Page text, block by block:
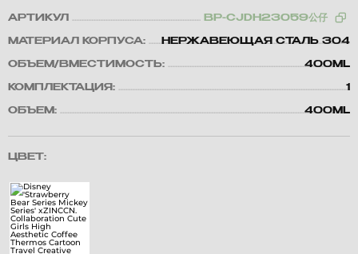
АРТИКУЛ BP-CJDH23059公仔
МАТЕРИАЛ КОРПУСА: НЕРЖАВЕЮЩАЯ СТАЛЬ 304
ОБЪЕМ/ВМЕСТИМОСТЬ: 400ML
КОМПЛЕКТАЦИЯ: 1
ОБЪЕМ: 400ML
ЦВЕТ: